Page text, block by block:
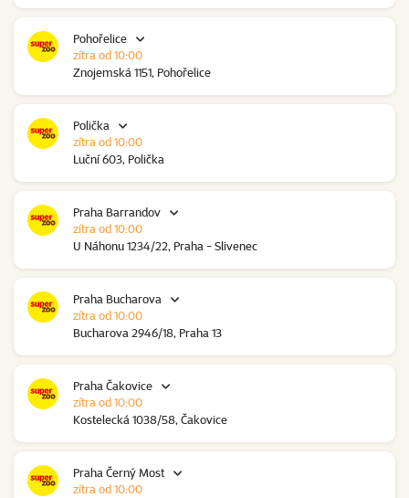
Pohořelice
Znojemská 1151, Pohořelice
zítra od 10:00
Polička
Luční 603, Polička
zítra od 10:00
Praha Barrandov
U Náhonu 1234/22, Praha - Slivenec
zítra od 10:00
Praha Bucharova
Bucharova 2946/18, Praha 13
zítra od 10:00
Praha Čakovice
Kostelecká 1038/58, Čakovice
zítra od 10:00
Praha Černý Most
zítra od 10:00